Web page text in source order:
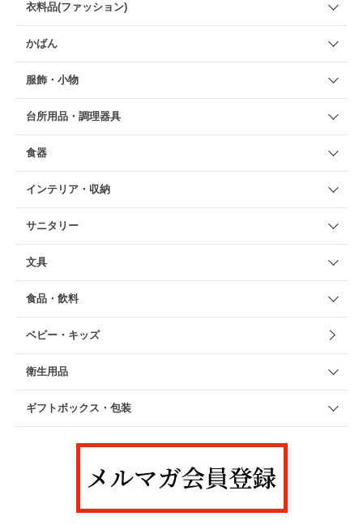
衣料品(ファッション)
かばん
服飾・小物
台所用品・調理器具
食器
インテリア・収納
サニタリー
文具
食品・飲料
ベビー・キッズ
衛生用品
ギフトボックス・包装